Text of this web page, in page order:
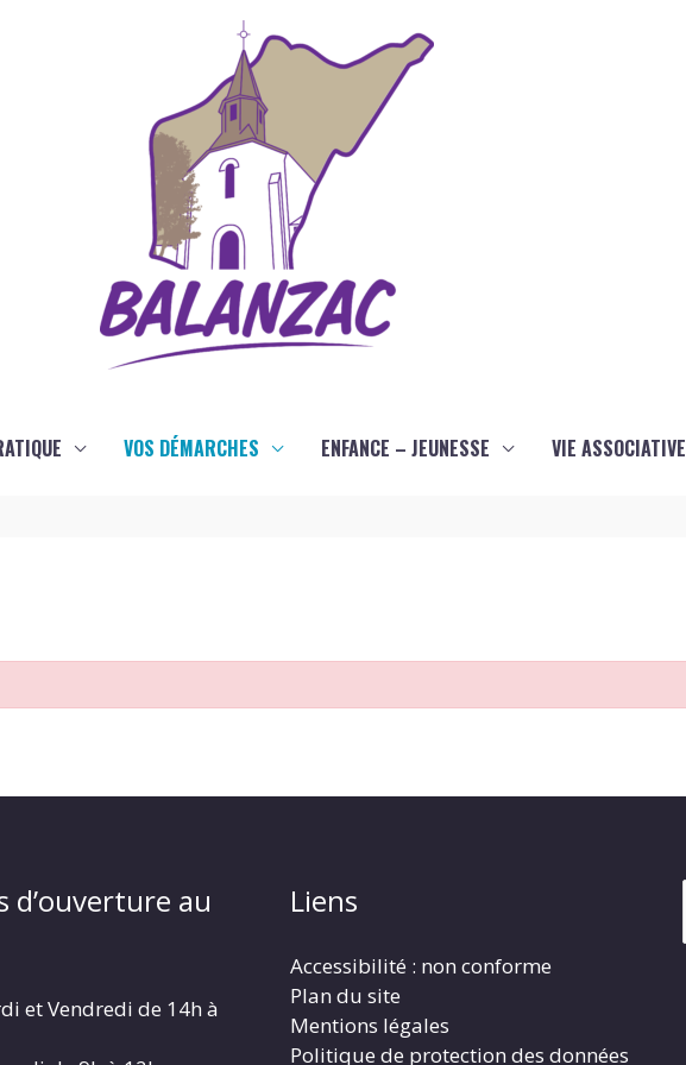
VOS DÉMARCHES ENFANCE – JEUNESSE VIE ASSOCIATIVE
d’ouverture au
et Vendredi de 14h à
Liens
Accessibilité : non conforme
Plan du site
Mentions légales
Politique de protection des données